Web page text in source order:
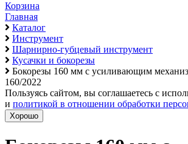
Корзина
Главная
Каталог
Инструмент
Шарнирно-губцевый инструмент
Кусачки и бокорезы
Бокорезы 160 мм с усиливающим
160/2022
Пользуясь сайтом, вы соглашаетесь с
и политикой в отношении обработки
Хорошо